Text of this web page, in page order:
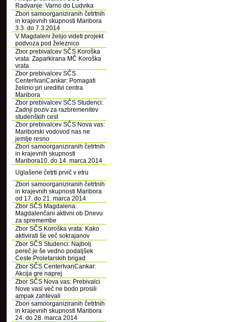
Radvanje: Varno do Ludvika
Zbori samoorganiziranih četrtnih
in krajevnih skupnosti Maribora
3.3. do 7.3.2014
V Magdaleni želijo videti projekt
podvoza pod železnico
Zbor prebivalcev SČS Koroška
vrata: Zaparkirana MČ Koroška
vrata
Zbor prebivalcev SČS
CenterIvanCankar: Pomagati
želimo pri ureditvi centra
Maribora
Zbor prebivalcev SČS Studenci:
Zadnji poziv za razbremenitev
studenških cest
Zbor prebivalcev SČS Nova vas:
Mariborski vodovod nas ne
jemlje resno
Zbori samoorganiziranih četrtnih
in krajevnih skupnosti
Maribora10. do 14. marca 2014
Uglašene četrti prvič v etru
Zbori samoorganiziranih četrtnih
in krajevnih skupnosti Maribora
od 17. do 21. marca 2014
Zbor SČS Magdalena:
Magdalenčani aktivni ob Dnevu
za spremembe
Zbor SČS Koroška vrata: Kako
aktivirati še več sokrajanov
Zbor SČS Studenci: Najbolj
pereč je še vedno podaljšek
Ceste Proletarskih brigad
Zbor SČS CenterIvanCankar:
Akcija gre naprej
Zbor SČS Nova vas: Prebivalci
Nove vasi več ne bodo prosili
ampak zahtevali
Zbori samoorganiziranih četrtnih
in krajevnih skupnosti Maribora
24. do 28. marca 2014